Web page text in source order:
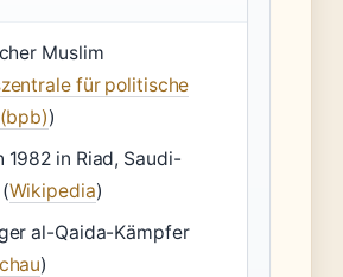
Muslim
für politische
)
1982 in Riad, Saudi-
Wikipedia)
al-Qaida-Kämpfer
)